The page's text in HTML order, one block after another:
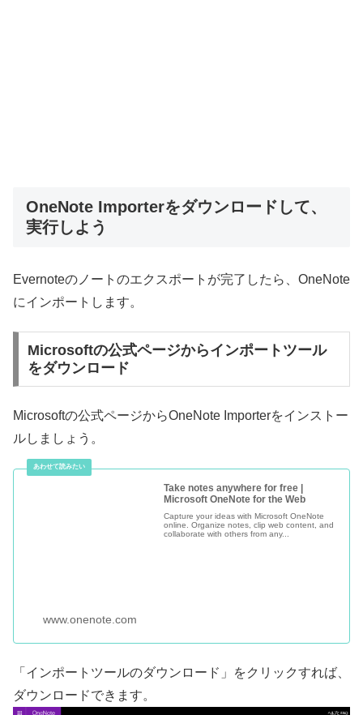
OneNote Importerをダウンロードして、
実行しよう
Evernoteのノートのエクスポートが完了したら、OneNote
にインポートします。
Microsoftの公式ページからインポートツール
をダウンロード
Microsoftの公式ページからOneNote Importerをインストー
ルしましょう。
Take notes anywhere for free |
Microsoft OneNote for the Web
Capture your ideas with Microsoft OneNote
online. Organize notes, clip web content, and
collaborate with others from any...
www.onenote.com
「インポートツールのダウンロード」をクリックすれば、
ダウンロードできます。